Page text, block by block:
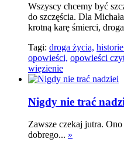
Wszyscy chcemy być
do szczęścia. Dla
krotną karę śmierci,
Tagi: droga życia,
opowieści, opowieści
więzienie
Nigdy nie trać
Zawsze czekaj jutra.
dobrego... »